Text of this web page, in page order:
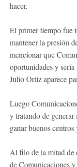
hacer.
El primer tiempo fue
mantener la presión
mencionar que
oportunidades y
Julio Ortíz aparece
Luego
y tratando de
ganar buenos
Al filo de la mitad de
de Comunicaciones